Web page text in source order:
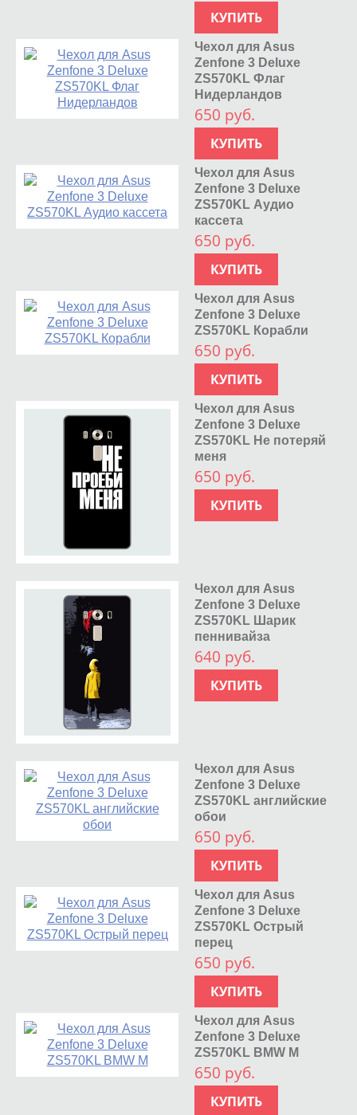
КУПИТЬ
Чехол для Asus
Zenfone 3 Deluxe
ZS570KL Флаг
Нидерландов
650 руб.
КУПИТЬ
Чехол для Asus
Zenfone 3 Deluxe
ZS570KL Аудио
кассета
650 руб.
КУПИТЬ
Чехол для Asus
Zenfone 3 Deluxe
ZS570KL Корабли
650 руб.
КУПИТЬ
Чехол для Asus
Zenfone 3 Deluxe
ZS570KL Не потеряй
меня
650 руб.
КУПИТЬ
Чехол для Asus
Zenfone 3 Deluxe
ZS570KL Шарик
пеннивайза
640 руб.
КУПИТЬ
Чехол для Asus
Zenfone 3 Deluxe
ZS570KL английские
обои
650 руб.
КУПИТЬ
Чехол для Asus
Zenfone 3 Deluxe
ZS570KL Острый
перец
650 руб.
КУПИТЬ
Чехол для Asus
Zenfone 3 Deluxe
ZS570KL BMW M
650 руб.
КУПИТЬ